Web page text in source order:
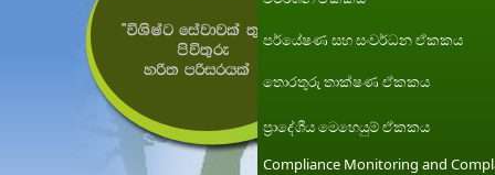
පර්යේෂණ සහ සංවර්ධන ඒකකය
තොරතුරු තාක්ෂණ ඒකකය
ප්‍රාදේශීය මෙහෙයුම් ඒකකය
Compliance Monitoring and